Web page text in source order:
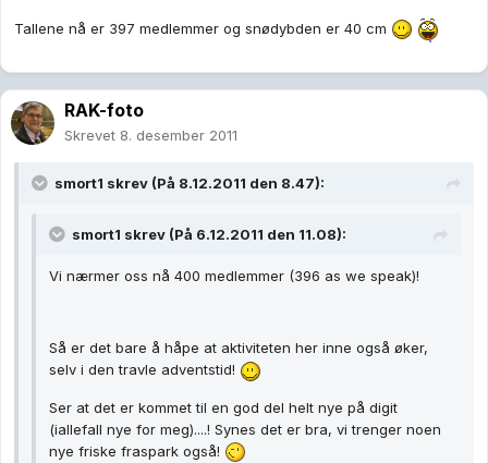
Tallene nå er 397 medlemmer og snødybden er 40 cm
RAK-foto
Skrevet 8. desember 2011
smort1 skrev (På 8.12.2011 den 8.47):
smort1 skrev (På 6.12.2011 den 11.08):
Vi nærmer oss nå 400 medlemmer (396 as we speak)!
Så er det bare å håpe at aktiviteten her inne også øker,
selv i den travle adventstid!
Ser at det er kommet til en god del helt nye på digit
(iallefall nye for meg)....! Synes det er bra, vi trenger noen
nye friske fraspark også!